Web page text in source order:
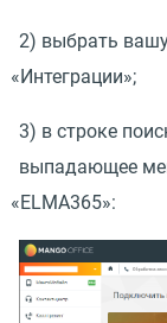
2) выбрать
« Интеграции»;
3) в строке
выпадающее
«ELMA365»: